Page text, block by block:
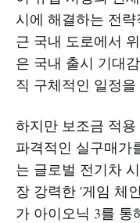
시에 해결하는 전
근 국내 도로에서
은 국내 출시 기대
직 구체적인 일정
하지만 보조금 적
파격적인 실구매가
는 글로벌 전기차
장 강력한 '게임 체
가 아이오닉 3를 통